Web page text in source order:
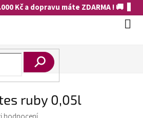
Kč a dopravu máte ZDARMA ! 🚚
ruby 0,05l